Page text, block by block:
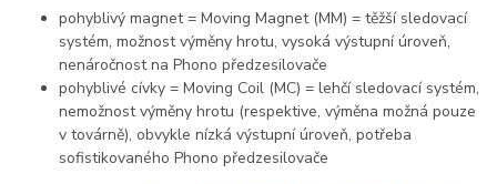
pohyblivý magnet = Moving Magnet (MM) = těžší sledovací
systém, možnost výměny hrotu, vysoká výstupní úroveň,
nenáročnost na Phono předzesilovače
pohyblivé cívky = Moving Coil (MC) = lehčí sledovací systém,
nemožnost výměny hrotu (respektive, výměna možná pouze
v továrně), obvykle nízká výstupní úroveň, potřeba
sofistikovaného Phono předzesilovače